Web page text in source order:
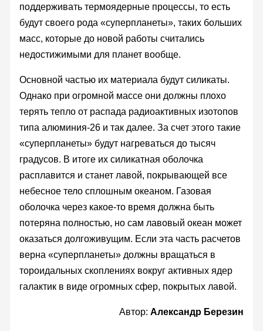
поддерживать термоядерные процессы, то есть
будут своего рода «суперпланеты», таких больших
масс, которые до новой работы считались
недостижимыми для планет вообще.
Основной частью их материала будут силикаты.
Однако при огромной массе они должны плохо
терять тепло от распада радиоактивных изотопов
типа алюминия-26 и так далее. За счет этого такие
«суперпланеты» будут нагреваться до тысяч
градусов. В итоге их силикатная оболочка
расплавится и станет лавой, покрывающей все
небесное тело сплошным океаном. Газовая
оболочка через какое-то время должна быть
потеряна полностью, но сам лавовый океан может
оказаться долгоживущим. Если эта часть расчетов
верна «суперпланеты» должны вращаться в
тороидальных скоплениях вокруг активных ядер
галактик в виде огромных сфер, покрытых лавой.
Автор:Александр Березин